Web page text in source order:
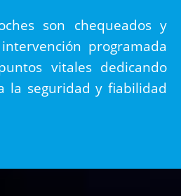
son chequeados y
programada
vitales dedicando
la seguridad y fiabilidad